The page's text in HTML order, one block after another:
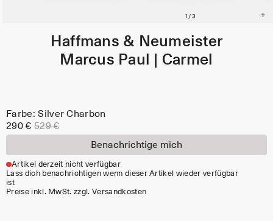
Haffmans & Neumeister
Marcus Paul | Carmel
Farbe: Silver Charbon
290 € 529 €
Benachrichtige mich
Artikel derzeit nicht verfügbar
Lass dich benachrichtigen wenn dieser Artikel wieder verfügbar
ist
Preise inkl. MwSt. zzgl. Versandkosten